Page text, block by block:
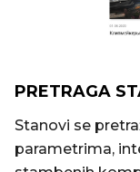
PRETRAGA
Stanovi se
parametrima,